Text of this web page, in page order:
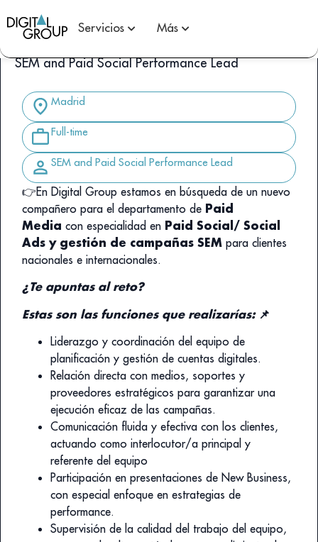
Servicios Más
LISTADO DE CANDIDATURAS
SEM and Paid Social Performance Lead
Madrid
Full-time
SEM and Paid Social Performance Lead
👉En Digital Group estamos en búsqueda de un nuevo
compañero para el departamento de Paid
Media con especialidad en Paid Social/ Social
Ads y gestión de campañas SEM para clientes
nacionales e internacionales.
¿Te apuntas al reto?
Estas son las funciones que realizarías: 📌
Liderazgo y coordinación del equipo de
planificación y gestión de cuentas digitales.
Relación directa con medios, soportes y
proveedores estratégicos para garantizar una
ejecución eficaz de las campañas.
Comunicación fluida y efectiva con los clientes,
actuando como interlocutor/a principal y
referente del equipo
Participación en presentaciones de New Business,
con especial enfoque en estrategias de
performance.
Supervisión de la calidad del trabajo del equipo,